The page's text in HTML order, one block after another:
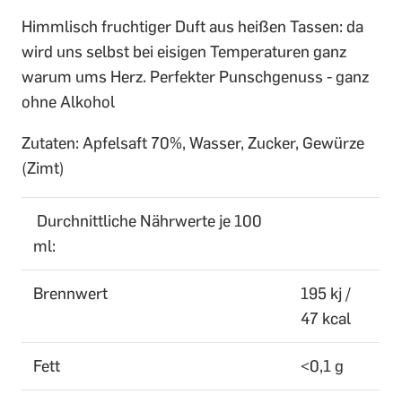
Himmlisch fruchtiger Duft aus heißen Tassen: da
wird uns selbst bei eisigen Temperaturen ganz
warum ums Herz. Perfekter Punschgenuss - ganz
ohne Alkohol
Zutaten: Apfelsaft 70%, Wasser, Zucker, Gewürze
(Zimt)
Durchnittliche Nährwerte je 100
ml:
Brennwert
195 kj /
47 kcal
Fett <0,1 g